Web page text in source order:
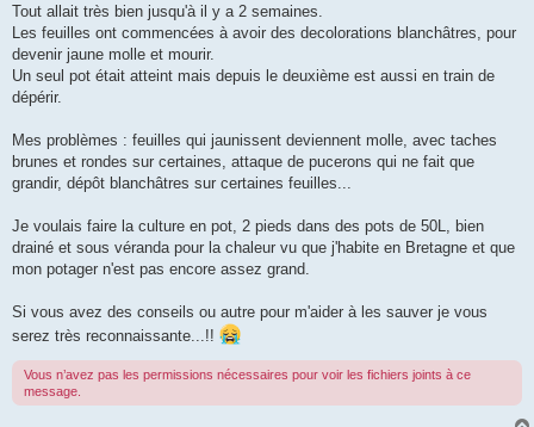
Tout allait très bien jusqu'à il y a 2 semaines.
Les feuilles ont commencées à avoir des decolorations blanchâtres, pour
devenir jaune molle et mourir.
Un seul pot était atteint mais depuis le deuxième est aussi en train de
dépérir.
Mes problèmes : feuilles qui jaunissent deviennent molle, avec taches
brunes et rondes sur certaines, attaque de pucerons qui ne fait que
grandir, dépôt blanchâtres sur certaines feuilles...
Je voulais faire la culture en pot, 2 pieds dans des pots de 50L, bien
drainé et sous véranda pour la chaleur vu que j'habite en Bretagne et que
mon potager n'est pas encore assez grand.
Si vous avez des conseils ou autre pour m'aider à les sauver je vous
serez très reconnaissante...!!
Vous n’avez pas les permissions nécessaires pour voir les fichiers joints à ce
message.